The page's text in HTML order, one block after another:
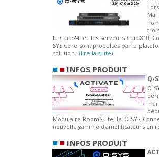
le Core24f et les serveurs CoreX10,
SYS Core sont propulsés par la
solution...(lire la suite)
■ ■ INFOS PRODUIT
Q-
Q-
Modulaire RoomSuite, le Q-SYS
nouvelle gamme d'amplificateurs en
■ ■ INFOS PRODUIT